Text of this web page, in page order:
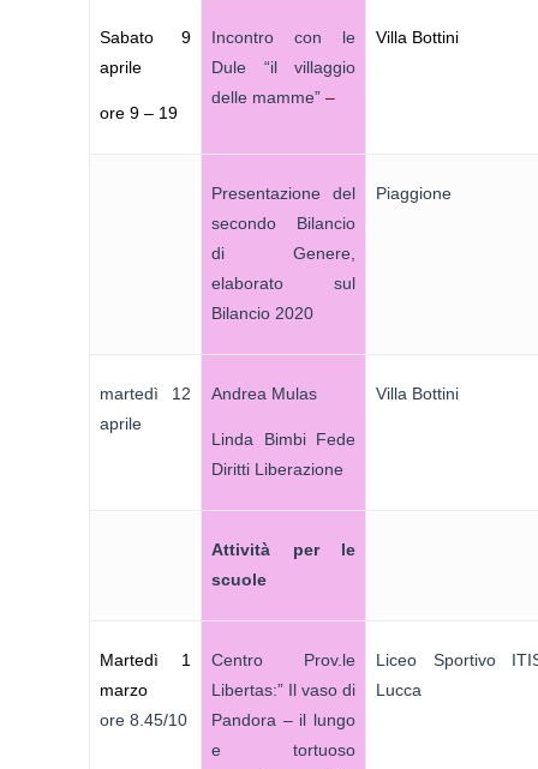
Sabato 9
aprile
ore 9 – 19
Incontro con le
Dule “il villaggio
delle mamme” –
Villa Bottini
Presentazione del
secondo Bilancio
di Genere,
elaborato sul
Bilancio 2020
Piaggione
martedì 12
aprile
Andrea Mulas
Linda Bimbi Fede
Diritti Liberazione
Villa Bottini
Attività per le
scuole
Martedì 1
marzo
ore 8.45/10
Centro Prov.le
Libertas:” Il vaso di
Pandora – il lungo
e tortuoso
Liceo Sportivo
Lucca